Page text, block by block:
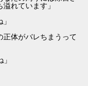
れています」
正体がバレちまうって